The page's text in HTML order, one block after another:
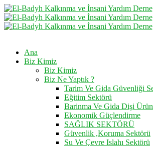
Ana
Biz Kimiz
Biz Kimiz
Biz Ne Yaptık ?
Tarim Ve Gida Güvenliği
Eğitim Sektörü
Barinma Ve Gida Dişi
Ekonomik Güçlendirme
SAĞLIK SEKTÖRÜ
Güvenlik ,Koruma Sektörü
Su Ve Çevre Islahı Sektörü